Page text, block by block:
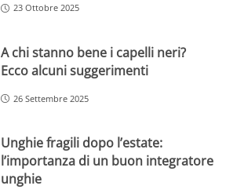
23 Ottobre 2025
A chi stanno bene i capelli neri?
Ecco alcuni suggerimenti
26 Settembre 2025
Unghie fragili dopo l’estate:
l’importanza di un buon integratore
unghie